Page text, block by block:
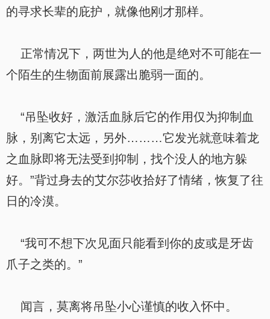
的寻求长辈的庇护，就像他刚才那样。
正常情况下，两世为人的他是绝对不可能在一
个陌生的生物面前展露出脆弱一面的。
“吊坠收好，激活血脉后它的作用仅为抑制血
脉，别离它太远，另外………它发光就意味着龙
之血脉即将无法受到抑制，找个没人的地方躲
好。”背过身去的艾尔莎收拾好了情绪，恢复了往
日的冷漠。
“我可不想下次见面只能看到你的皮或是牙齿
爪子之类的。”
闻言，莫离将吊坠小心谨慎的收入怀中。